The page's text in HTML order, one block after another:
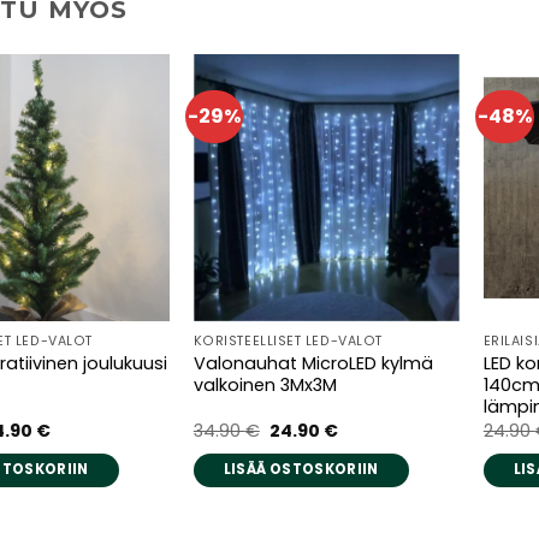
MYÖS
LED-VALOT
joulukuusi
€.
€Nykyinen
on:
34.90 €.
-29%
KORISTEELLISET LED-VALOT
Valonauhat MicroLED kylmä
valkoinen 3Mx3M
34.90€ Alkuperäinen
oli:
34.90 €.
24.90 €Nykyinen
on:
24.90 €.
LISÄÄ OSTOSKORIIN
-48%
LED
24.90